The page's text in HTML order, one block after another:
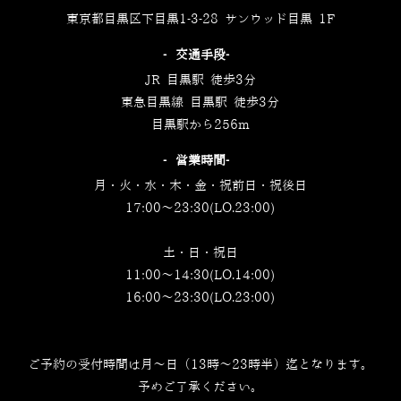
東京都目黒区下目黒1-3-28 サンウッド目黒 1F
‐交通手段‐
JR 目黒駅 徒歩3分
東急目黒線 目黒駅 徒歩3分
目黒駅から256m
‐営業時間‐
月・火・水・木・金・祝前日・祝後日
17:00～23:30(LO.23:00)
土・日・祝日
11:00～14:30(LO.14:00)
16:00～23:30(LO.23:00)
ご予約の受付時間は月～日（13時～23時半）迄となります。
予めご了承ください。